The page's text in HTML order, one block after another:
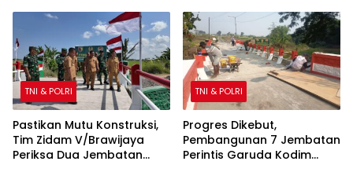
TNI & POLRI
Pastikan Mutu Konstruksi,
Tim Zidam V/Brawijaya
Periksa Dua Jembatan
TNI & POLRI
Progres Dikebut,
Pembangunan 7 Jembatan
Perintis Garuda Kodim